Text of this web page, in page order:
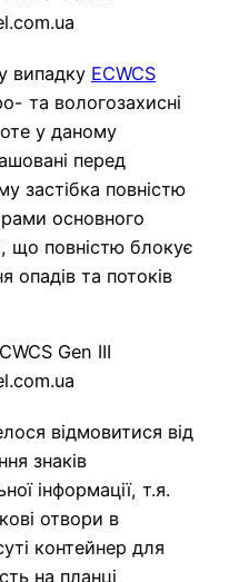
випадку ECWCS
та вологозахисні
у даному
перед
застібка повністю
основного
що повністю блокує
опадів та потоків
відмовитися від
знаків
інформації, т.я.
отвори в
контейнер для
на планці